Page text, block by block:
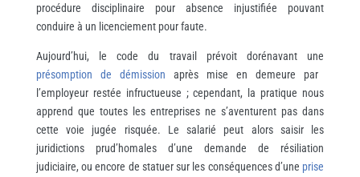
procédure disciplinaire pour absence injustifiée pouvant
conduire à un licenciement pour faute.
Aujourd’hui, le code du travail prévoit dorénavant une
présomption de démission après mise en demeure par
l’employeur restée infructueuse ; cependant, la pratique nous
apprend que toutes les entreprises ne s’aventurent pas dans
cette voie jugée risquée. Le salarié peut alors saisir les
juridictions prud’homales d’une demande de résiliation
judiciaire, ou encore de statuer sur les conséquences d’une prise